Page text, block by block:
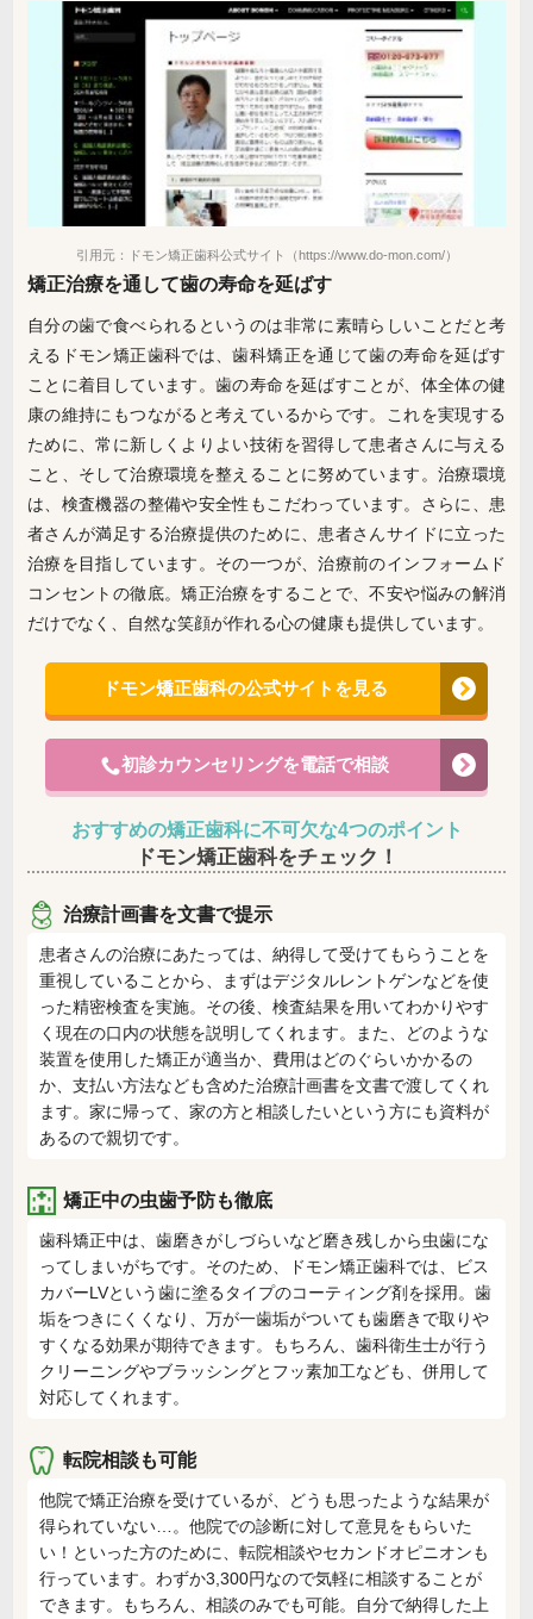
引用元：ドモン矯正歯科公式サイト（https://www.do-mon.com/）
矯正治療を通して歯の寿命を延ばす
自分の歯で食べられるというのは非常に素晴らしいことだと考
えるドモン矯正歯科では、歯科矯正を通じて歯の寿命を延ばす
ことに着目しています。歯の寿命を延ばすことが、体全体の健
康の維持にもつながると考えているからです。これを実現する
ために、常に新しくよりよい技術を習得して患者さんに与える
こと、そして治療環境を整えることに努めています。治療環境
は、検査機器の整備や安全性もこだわっています。さらに、患
者さんが満足する治療提供のために、患者さんサイドに立った
治療を目指しています。その一つが、治療前のインフォームド
コンセントの徹底。矯正治療をすることで、不安や悩みの解消
だけでなく、自然な笑顔が作れる心の健康も提供しています。
ドモン矯正歯科の公式サイトを見る
初診カウンセリングを電話で相談
おすすめの矯正歯科に不可欠な4つのポイント
ドモン矯正歯科をチェック！
治療計画書を文書で提示
患者さんの治療にあたっては、納得して受けてもらうことを
重視していることから、まずはデジタルレントゲンなどを使
った精密検査を実施。その後、検査結果を用いてわかりやす
く現在の口内の状態を説明してくれます。また、どのような
装置を使用した矯正が適当か、費用はどのぐらいかかるの
か、支払い方法なども含めた治療計画書を文書で渡してくれ
ます。家に帰って、家の方と相談したいという方にも資料が
あるので親切です。
矯正中の虫歯予防も徹底
歯科矯正中は、歯磨きがしづらいなど磨き残しから虫歯にな
ってしまいがちです。そのため、ドモン矯正歯科では、ビス
カバーLVという歯に塗るタイプのコーティング剤を採用。歯
垢をつきにくくなり、万が一歯垢がついても歯磨きで取りや
すくなる効果が期待できます。もちろん、歯科衛生士が行う
クリーニングやブラッシングとフッ素加工なども、併用して
対応してくれます。
転院相談も可能
他院で矯正治療を受けているが、どうも思ったような結果が
得られていない…。他院での診断に対して意見をもらいた
い！といった方のために、転院相談やセカンドオピニオンも
行っています。わずか3,300円なので気軽に相談することが
できます。もちろん、相談のみでも可能。自分で納得した上